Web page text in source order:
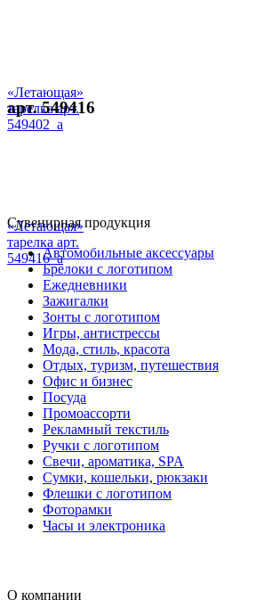
«Летающая»
тарелка арт.
549402_a
арт. 549416
«Летающая»
тарелка арт.
549416_a
Сувенирная продукция
Автомобильные аксессуары
Брелоки с логотипом
Ежедневники
Зажигалки
Зонты с логотипом
Игры, антистрессы
Мода, стиль, красота
Отдых, туризм, путешествия
Офис и бизнес
Посуда
Промоассорти
Рекламный текстиль
Ручки с логотипом
Свечи, ароматика, SPA
Сумки, кошельки, рюкзаки
Флешки с логотипом
Фоторамки
Часы и электроника
О компании